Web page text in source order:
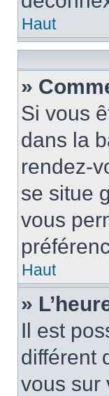
Haut
»
Si vous
dans la
rendez-
se situe
vous
Haut
»
Il est
différent
vous sur